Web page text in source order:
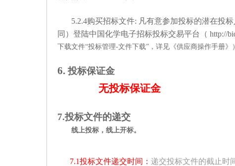
5.2.4购买招标文件: 凡有意参加投标的潜在投标
同）登陆中国化学电子招标投标交易平台（ http://
下载文件“投标管理-文件下载”， 详见《供应商操作手册》 ）
6. 投标保证金
无投标保证金
7.投标文件的递交
线上投标，线上开标。
7.1投标文件递交时间： 递交投标文件的截止时